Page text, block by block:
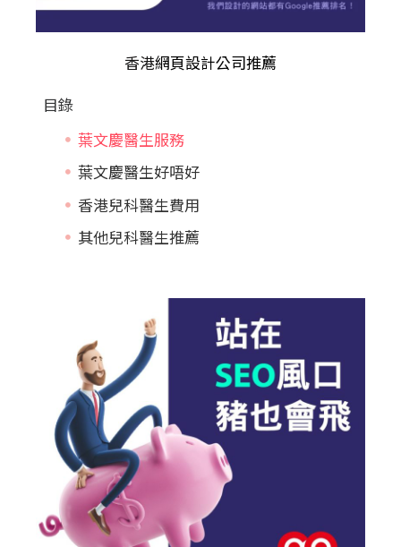
香港網頁設計公司推薦
目錄
葉文慶醫生服務
葉文慶醫生好唔好
香港兒科醫生費用
其他兒科醫生推薦